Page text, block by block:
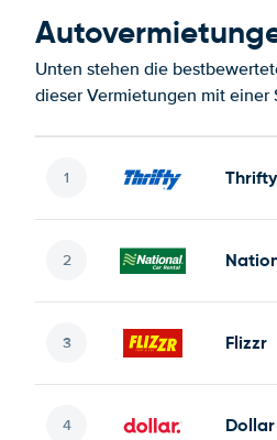
Unten stehen die
dieser Vermietungen mit einer
Thrifty
Flizzr